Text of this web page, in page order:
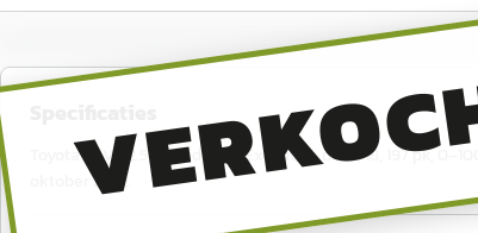
Toyota RAV4 2.5 Hybrid AWD Executive uit 2018, 197 pk,
oktober 2022.